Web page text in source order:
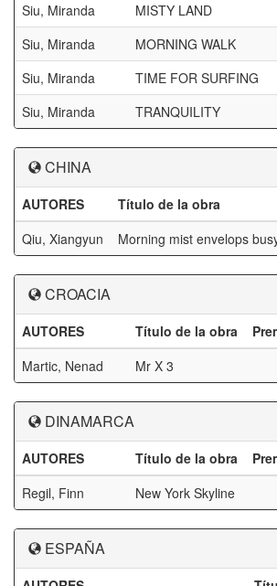
Siu, Miranda
MISTY LAND
Siu, Miranda
MORNING WALK
Siu, Miranda
TIME FOR SURFING
Siu, Miranda
TRANQUILITY
CHINA
AUTORES Título de la obra
Qiu, Xiangyun
Morning mist envelops
CROACIA
AUTORES Título de la obra
Martic, Nenad
Mr X 3
DINAMARCA
AUTORES Título de la obra
Regil, Finn
New York Skyline
ESPAÑA